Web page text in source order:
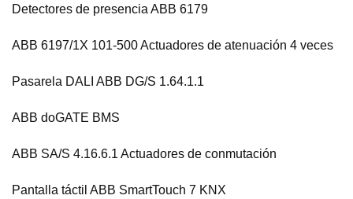
Detectores de presencia ABB 6179
ABB 6197/1X 101-500 Actuadores de atenuación 4 veces
Pasarela DALI ABB DG/S 1.64.1.1
ABB doGATE BMS
ABB SA/S 4.16.6.1 Actuadores de conmutación
Pantalla táctil ABB SmartTouch 7 KNX